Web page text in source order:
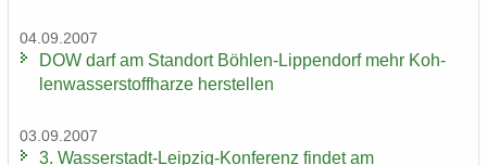
04.09.2007
DOW darf am Stand­ort Böhlen-​Lippendorf mehr Koh­
len­was­ser­stoff­har­ze her­stel­len
03.09.2007
3. Wasserstadt-​Leipzig-Konferenz fin­det am